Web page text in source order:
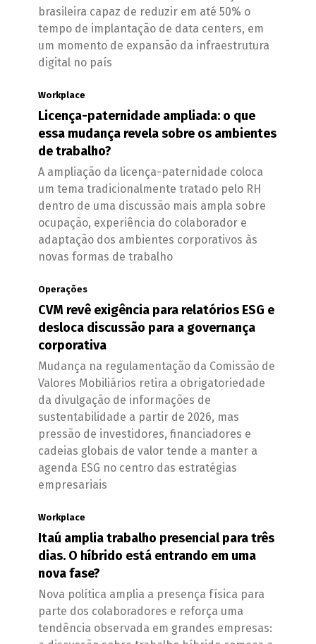
brasileira capaz de reduzir em até 50% o
tempo de implantação de data centers, em
um momento de expansão da infraestrutura
digital no país
Workplace
Licença-paternidade ampliada: o que
essa mudança revela sobre os ambientes
de trabalho?
A ampliação da licença-paternidade coloca
um tema tradicionalmente tratado pelo RH
dentro de uma discussão mais ampla sobre
ocupação, experiência do colaborador e
adaptação dos ambientes corporativos às
novas formas de trabalho
Operações
CVM revê exigência para relatórios ESG e
desloca discussão para a governança
corporativa
Mudança na regulamentação da Comissão de
Valores Mobiliários retira a obrigatoriedade
da divulgação de informações de
sustentabilidade a partir de 2026, mas
pressão de investidores, financiadores e
cadeias globais de valor tende a manter a
agenda ESG no centro das estratégias
empresariais
Workplace
Itaú amplia trabalho presencial para três
dias. O híbrido está entrando em uma
nova fase?
Nova política amplia a presença física para
parte dos colaboradores e reforça uma
tendência observada em grandes empresas: